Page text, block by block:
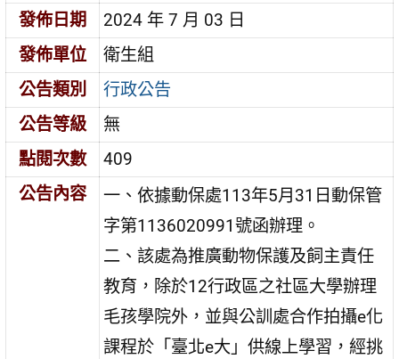
發佈日期
2024 年 7 月 03 日
發佈單位
衛生組
公告類別
行政公告
公告等級
無
點閱次數
409
公告內容
一、依據動保處113年5月31日動保管
字第1136020991號函辦理。
二、該處為推廣動物保護及飼主責任
教育，除於12行政區之社區大學辦理
毛孩學院外，並與公訓處合作拍攝e化
課程於「臺北e大」供線上學習，經挑